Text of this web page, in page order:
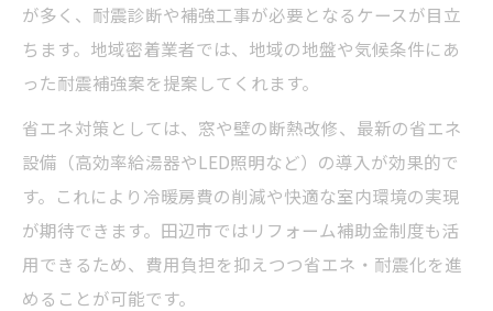
が多く、耐震診断や補強工事が必要となるケースが目立
ちます。地域密着業者では、地域の地盤や気候条件にあ
った耐震補強案を提案してくれます。
省エネ対策としては、窓や壁の断熱改修、最新の省エネ
設備（高効率給湯器やLED照明など）の導入が効果的で
す。これにより冷暖房費の削減や快適な室内環境の実現
が期待できます。田辺市ではリフォーム補助金制度も活
用できるため、費用負担を抑えつつ省エネ・耐震化を進
めることが可能です。